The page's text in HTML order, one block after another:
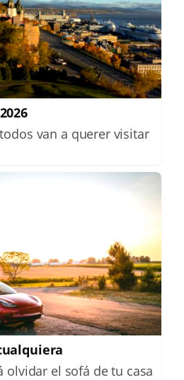
van a querer visitar
olvidar el sofá de tu casa